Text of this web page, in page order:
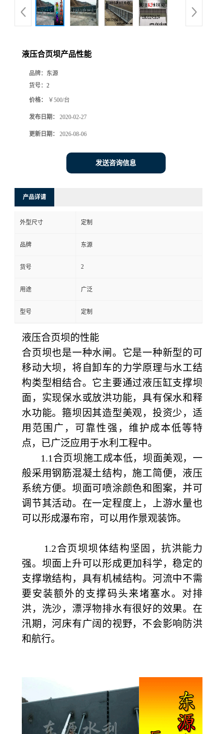
液压合页坝产品性能
品牌： 东源
货号： 2
价格： ￥500/台
发布日期： 2020-02-27
更新日期： 2026-08-06
发送咨询信息
产品详请
外型尺寸 定制
品牌 东源
货号 2
用途 广泛
型号 定制
液压合页坝的性能
合页坝也是一种水闸。它是一种新型的可
移动大坝，将自卸车的力学原理与水工结
构类型相结合。它主要通过液压缸支撑坝
面，实现保水或放洪功能，具有保水和释
水功能。箍坝因其造型美观，投资少，适
用范围广，可靠性强，维护成本低等特
点，已广泛应用于水利工程中。
1.1合页坝施工成本低，坝面美观，一
般采用钢筋混凝土结构，施工简便，液压
系统方便。坝面可喷涂颜色和图案，并可
调节其活动。在一定程度上，上游水量也
可以形成瀑布帘，可以用作景观装饰。
1.2合页坝坝体结构坚固，抗洪能力
强。坝面上升可以形成更加科学，稳定的
支撑墩结构，具有机械结构。河流中不需
要安装额外的支撑码头来堵塞水。对排
洪，洗沙，漂浮物排水有很好的效果。在
汛期，河床有广阔的视野，不会影响防洪
和航行。